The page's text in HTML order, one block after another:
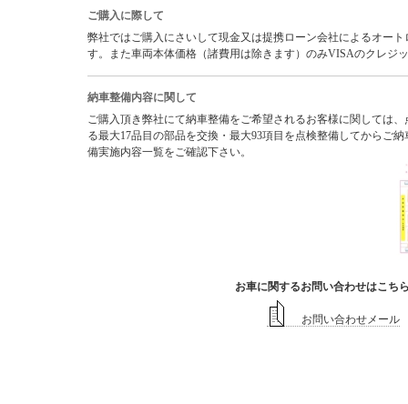
ご購入に際して
弊社ではご購入にさいして現金又は提携ローン会社によるオー
す。また車両本体価格（諸費用は除きます）のみVISAのクレジ
納車整備内容に関して
ご購入頂き弊社にて納車整備をご希望されるお客様に関しては
る最大17品目の部品を交換・最大93項目を点検整備してからご
備実施内容一覧をご確認下さい。
お車に関するお問い合わせはこち
お問い合わせメール